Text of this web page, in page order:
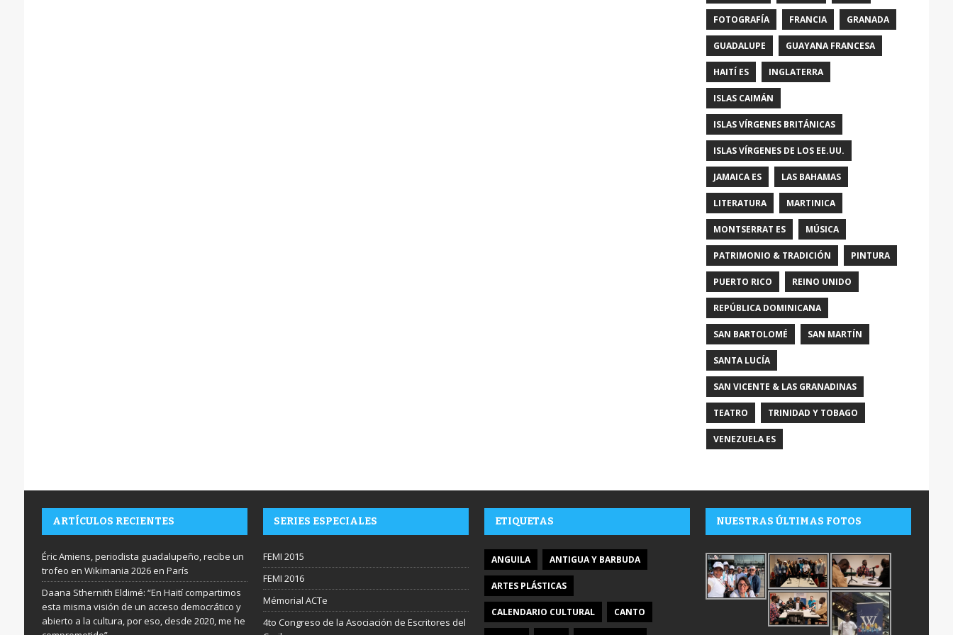
FOTOGRAFÍA FRANCIA GRANADA
GUADALUPE GUAYANA FRANCESA
HAITÍ ES INGLATERRA
ISLAS CAIMÁN
ISLAS VÍRGENES BRITÁNICAS
ISLAS VÍRGENES DE LOS EE.UU.
JAMAICA ES LAS BAHAMAS
LITERATURA MARTINICA
MONTSERRAT ES MÚSICA
PATRIMONIO & TRADICIÓN PINTURA
PUERTO RICO REINO UNIDO
REPÚBLICA DOMINICANA
SAN BARTOLOMÉ SAN MARTÍN
SANTA LUCÍA
SAN VICENTE & LAS GRANADINAS
TEATRO TRINIDAD Y TOBAGO
VENEZUELA ES
ARTÍCULOS RECIENTES
Éric Amiens, periodista guadalupeño, recibe un
trofeo en Wikimania 2026 en París
Daana Sthernith Eldimé: “En Haití compartimos
esta misma visión de un acceso democrático y
abierto a la cultura, por eso, desde 2020, me he
SERIES ESPECIALES
FEMI 2015
FEMI 2016
Mémorial ACTe
4to Congreso de la Asociación de Escritores del
ETIQUETAS
ANGUILA ANTIGUA Y BARBUDA
ARTES PLÁSTICAS
CALENDARIO CULTURAL CANTO
NUESTRAS ÚLTIMAS FOTOS